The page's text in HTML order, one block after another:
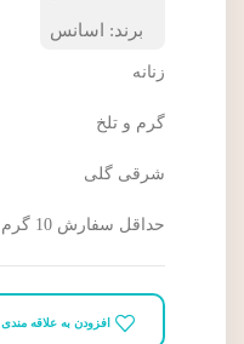
برند: اسانس
زنانه
گرم و تلخ
شرقی گلی
حداقل سفارش 10 گرم
افزودن به علاقه مندی